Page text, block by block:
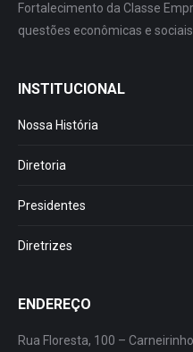
Fortalecimento da Classe
questões econômicas e
INSTITUCIONAL
Nossa História
Diretoria
Presidentes
Diretrizes
ENDEREÇO
Rua Floresta, 100 –